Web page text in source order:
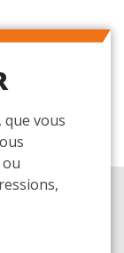
que vous